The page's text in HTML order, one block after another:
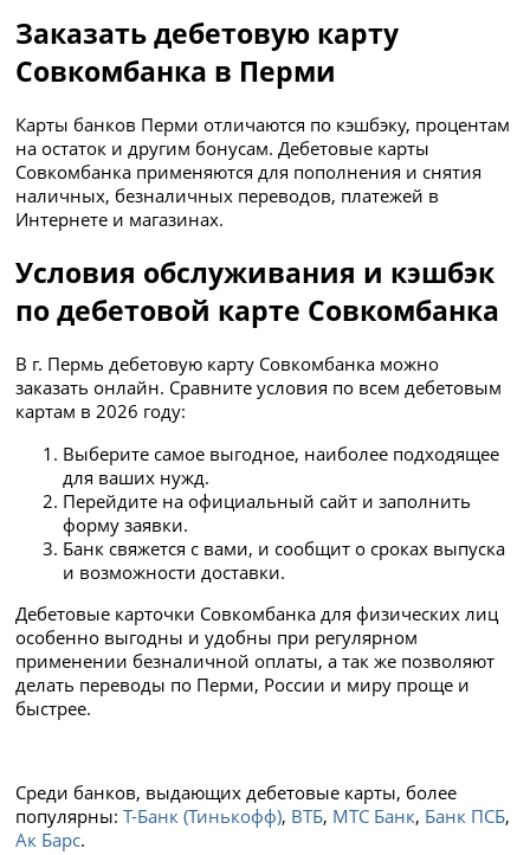
Заказать дебетовую карту
Совкомбанка в Перми
Карты банков Перми отличаются по кэшбэку, процентам
на остаток и другим бонусам. Дебетовые карты
Совкомбанка применяются для пополнения и снятия
наличных, безналичных переводов, платежей в
Интернете и магазинах.
Условия обслуживания и кэшбэк
по дебетовой карте Совкомбанка
В г. Пермь дебетовую карту Совкомбанка можно
заказать онлайн. Сравните условия по всем дебетовым
картам в 2026 году:
Выберите самое выгодное, наиболее подходящее
для ваших нужд.
Перейдите на официальный сайт и заполнить
форму заявки.
Банк свяжется с вами, и сообщит о сроках выпуска
и возможности доставки.
Дебетовые карточки Совкомбанка для физических лиц
особенно выгодны и удобны при регулярном
применении безналичной оплаты, а так же позволяют
делать переводы по Перми, России и миру проще и
быстрее.
Среди банков, выдающих дебетовые карты, более
популярны:Т-Банк (Тинькофф), ВТБ, МТС Банк, Банк ПСБ,
Ак Барс.